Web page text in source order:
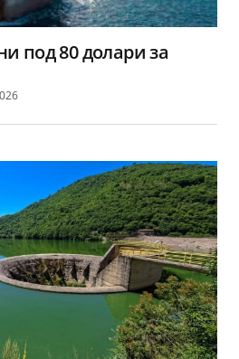
под 80 долари за